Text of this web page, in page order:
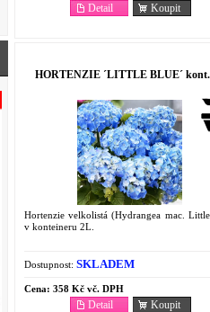
Koupit
Detail
HORTENZIE ´LITTLE BLUE´
Hortenzie velkolistá (Hydrangea mac.
v konteineru 2L.
Dostupnost: SKLADEM
Cena: 358 Kč vč. DPH
Koupit
Detail